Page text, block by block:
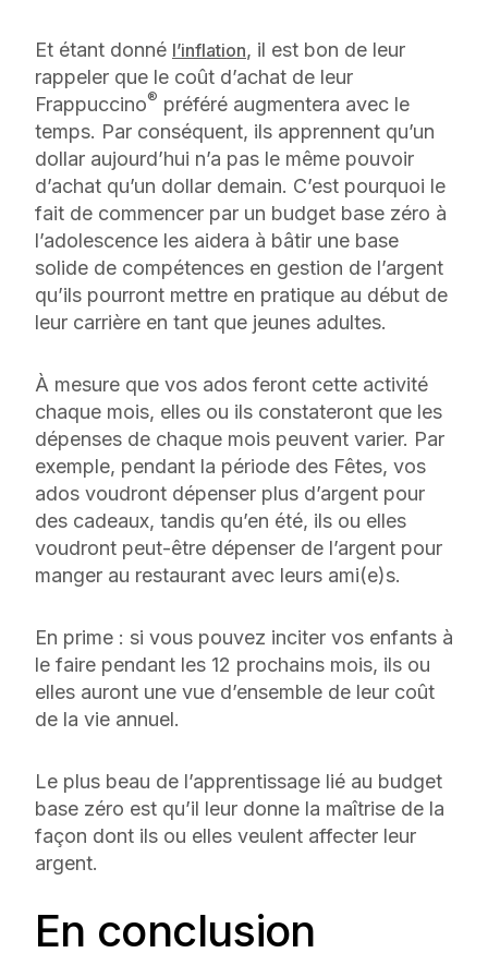
Et étant donné l’inflation, il est bon de leur
rappeler que le coût d’achat de leur
Frappuccino® préféré augmentera avec le
temps. Par conséquent, ils apprennent qu’un
dollar aujourd’hui n’a pas le même pouvoir
d’achat qu’un dollar demain. C’est pourquoi le
fait de commencer par un budget base zéro à
l’adolescence les aidera à bâtir une base
solide de compétences en gestion de l’argent
qu’ils pourront mettre en pratique au début de
leur carrière en tant que jeunes adultes.
À mesure que vos ados feront cette activité
chaque mois, elles ou ils constateront que les
dépenses de chaque mois peuvent varier. Par
exemple, pendant la période des Fêtes, vos
ados voudront dépenser plus d’argent pour
des cadeaux, tandis qu’en été, ils ou elles
voudront peut-être dépenser de l’argent pour
manger au restaurant avec leurs ami(e)s.
En prime : si vous pouvez inciter vos enfants à
le faire pendant les 12 prochains mois, ils ou
elles auront une vue d’ensemble de leur coût
de la vie annuel.
Le plus beau de l’apprentissage lié au budget
base zéro est qu’il leur donne la maîtrise de la
façon dont ils ou elles veulent affecter leur
argent.
En conclusion